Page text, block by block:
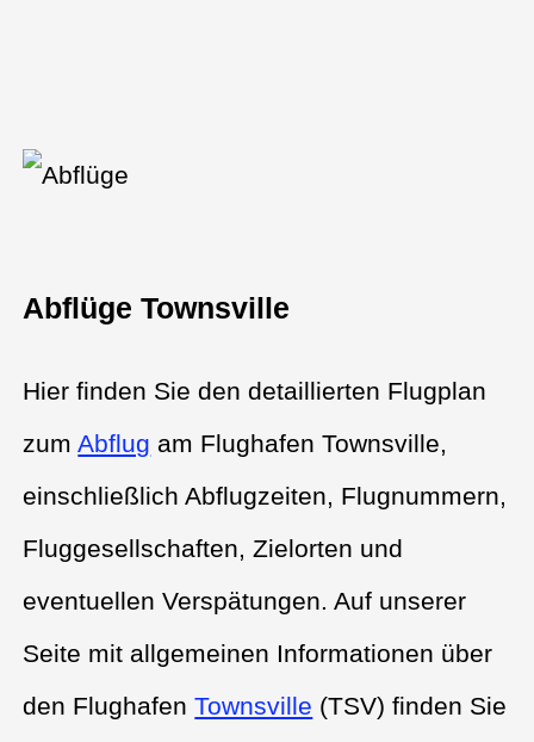
Abflüge Townsville
Hier finden Sie den detaillierten Flugplan
zumAbflug am Flughafen Townsville,
einschließlich Abflugzeiten, Flugnummern,
Fluggesellschaften, Zielorten und
eventuellen Verspätungen. Auf unserer
Seite mit allgemeinen Informationen über
den FlughafenTownsville (TSV) finden Sie